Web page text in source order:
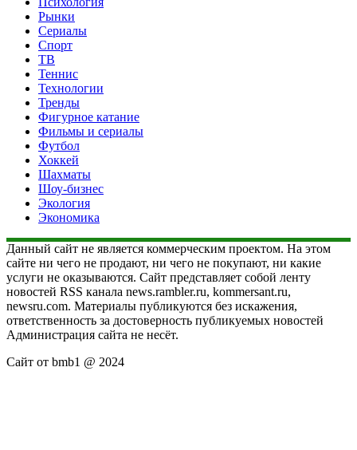
Рынки
Сериалы
Спорт
ТВ
Теннис
Технологии
Тренды
Фигурное катание
Фильмы и сериалы
Футбол
Хоккей
Шахматы
Шоу-бизнес
Экология
Экономика
Данный сайт не является коммерческим проектом. На этом
сайте ни чего не продают, ни чего не покупают, ни какие
услуги не оказываются. Сайт представляет собой ленту
новостей RSS канала news.rambler.ru, kommersant.ru,
newsru.com. Материалы публикуются без искажения,
ответственность за достоверность публикуемых новостей
Администрация сайта не несёт.
Сайт от bmb1 @ 2024